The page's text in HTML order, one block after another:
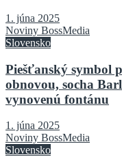
1. júna 2025
Noviny BossMedia
Slovensko
Piešťanský symbol
obnovou, socha
vynovenú fontánu
1. júna 2025
Noviny BossMedia
Slovensko